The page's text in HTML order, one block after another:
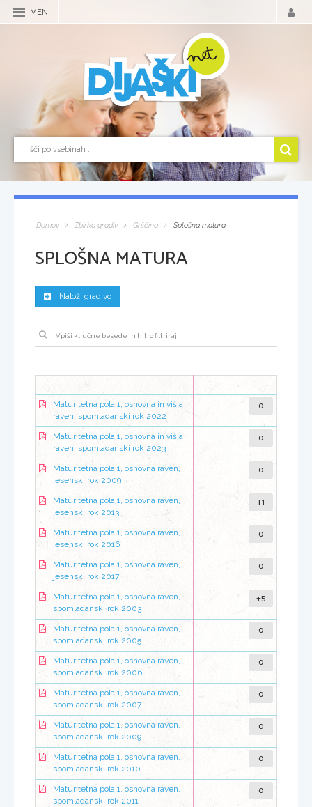
MENI
Domov Zbirka gradiv Grščina Splošna matura
SPLOŠNA MATURA
Naloži gradivo
Maturitetna pola 1, osnovna in višja
raven, spomladanski rok 2022
0
Maturitetna pola 1, osnovna in višja
raven, spomladanski rok 2023
0
Maturitetna pola 1, osnovna raven,
jesenski rok 2009
0
Maturitetna pola 1, osnovna raven,
jesenski rok 2013
+1
Maturitetna pola 1, osnovna raven,
jesenski rok 2016
0
Maturitetna pola 1, osnovna raven,
jesenski rok 2017
0
Maturitetna pola 1, osnovna raven,
spomladanski rok 2003
+5
Maturitetna pola 1, osnovna raven,
spomladanski rok 2005
0
Maturitetna pola 1, osnovna raven,
spomladanski rok 2006
0
Maturitetna pola 1, osnovna raven,
spomladanski rok 2007
0
Maturitetna pola 1, osnovna raven,
spomladanski rok 2009
0
Maturitetna pola 1, osnovna raven,
spomladanski rok 2010
0
Maturitetna pola 1, osnovna raven,
spomladanski rok 2011
0